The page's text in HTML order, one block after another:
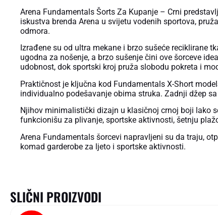
Arena Fundamentals Šorts Za Kupanje – Crni
iskustva brenda Arena u svijetu vodenih sportova,
odmora.
Izrađene su od ultra mekane i brzo sušeće reciklirane
ugodna za nošenje, a brzo sušenje čini ove šorceve
udobnost, dok sportski kroj pruža slobodu pokreta i
Praktičnost je ključna kod Fundamentals X-Short
individualno podešavanje obima struka. Zadnji džep
Njihov minimalistički dizajn u klasičnoj crnoj boji lako
funkcionišu za plivanje, sportske aktivnosti, šetnju
Arena Fundamentals šorcevi napravljeni su da traju,
komad garderobe za ljeto i sportske aktivnosti.
SLIČNI PROIZVODI